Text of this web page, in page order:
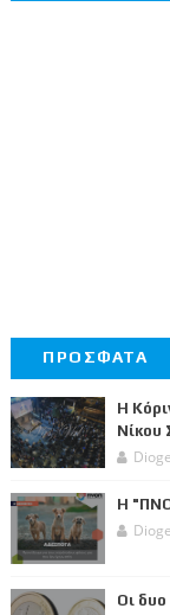
ΠΡΟΣΦΑΤΑ
Η
Νίκου
Η
Οι δυο